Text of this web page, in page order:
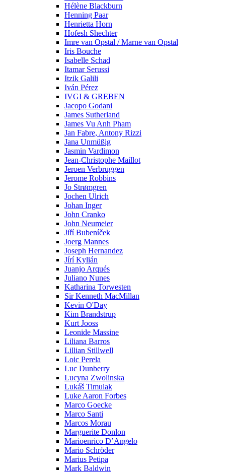
Hélène Blackburn
Henning Paar
Henrietta Horn
Hofesh Shechter
Imre van Opstal / Marne van Opstal
Iris Bouche
Isabelle Schad
Itamar Serussi
Itzik Galili
Iván Pérez
IVGI & GREBEN
Jacopo Godani
James Sutherland
James Vu Anh Pham
Jan Fabre, Antony Rizzi
Jana Unmüßig
Jasmin Vardimon
Jean-Christophe Maillot
Jeroen Verbruggen
Jerome Robbins
Jo Strømgren
Jochen Ulrich
Johan Inger
John Cranko
John Neumeier
Jiřί Bubenίček
Joerg Mannes
Joseph Hernandez
Jírí Kylián
Juanjo Arqués
Juliano Nunes
Katharina Torwesten
Sir Kenneth MacMillan
Kevin O'Day
Kim Brandstrup
Kurt Jooss
Leonide Massine
Liliana Barros
Lillian Stillwell
Loic Perela
Luc Dunberry
Lucyna Zwolinska
Lukáš Timulak
Luke Aaron Forbes
Marco Goecke
Marco Santi
Marcos Morau
Marguerite Donlon
Marioenrico D’Angelo
Mario Schröder
Marius Petipa
Mark Baldwin